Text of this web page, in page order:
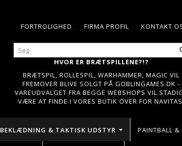
KONTAKT
FIRMA PROFIL
FORTROLIGHED
HVOR ER BRÆTSPILLENE?!?
BRÆTSPIL, ROLLESPIL, WARHAMMER, MAGIC VIL
FREMOVER BLIVE SOLGT PÅ GOBLINGAMES.DK -
VAREUDVALGET FRA BEGGE WEBSHOPS VIL
VÆRE AT FINDE I VORES BUTIK OVER FOR
BEKLÆDNING & TAKTISK UDSTYR PAINTBALL &